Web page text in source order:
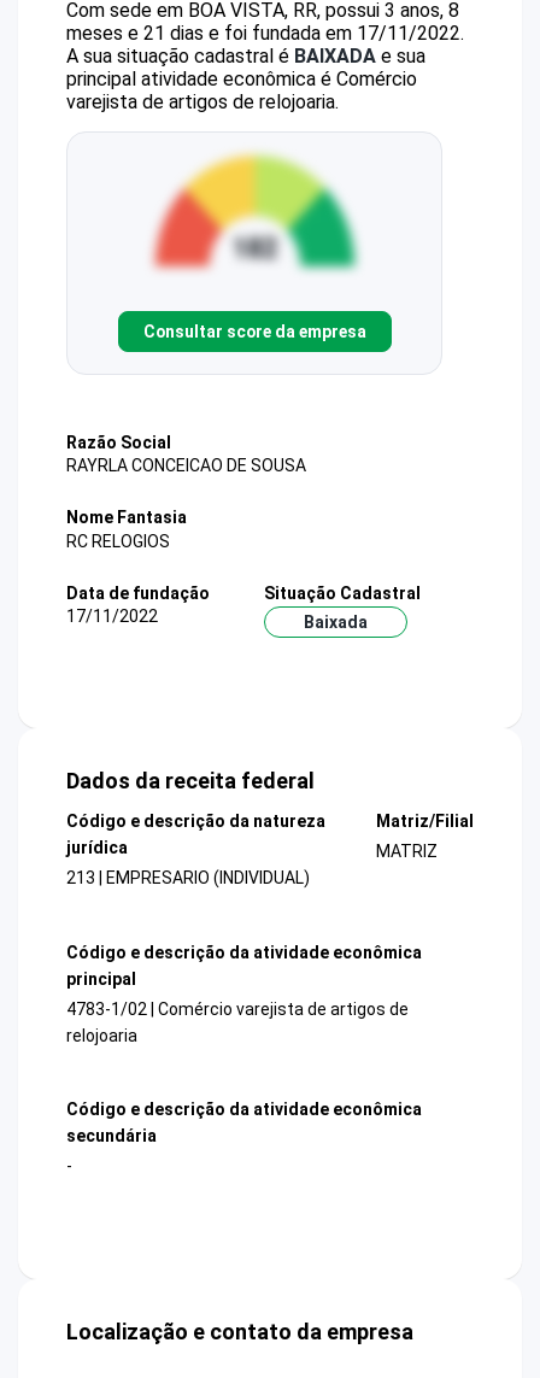
Com sede em BOA VISTA, RR, possui 3 anos, 8
meses e 21 dias e foi fundada em 17/11/2022.
A sua situação cadastral é BAIXADA e sua
principal atividade econômica é Comércio
varejista de artigos de relojoaria.
Consultar score da empresa
Razão Social
RAYRLA CONCEICAO DE SOUSA
Nome Fantasia
RC RELOGIOS
Data de fundação
17/11/2022
Situação Cadastral
Baixada
Dados da receita federal
Código e descrição da natureza
jurídica
213 | EMPRESARIO (INDIVIDUAL)
Matriz/Filial
MATRIZ
Código e descrição da atividade econômica
principal
4783-1/02 | Comércio varejista de artigos de
relojoaria
Código e descrição da atividade econômica
secundária
-
Localização e contato da empresa